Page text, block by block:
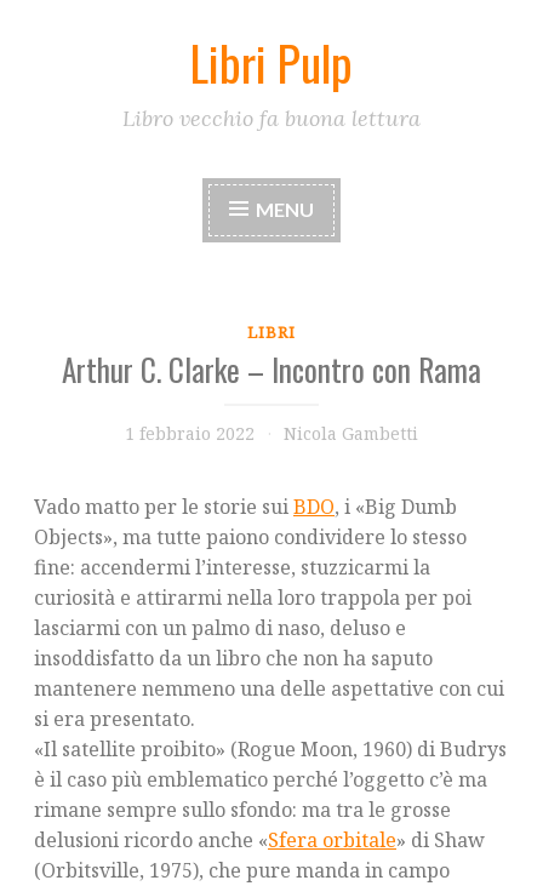
Libri Pulp
Libro vecchio fa buona lettura
MENU
LIBRI
Arthur C. Clarke – Incontro con Rama
1 febbraio 2022 Nicola Gambetti
Vado matto per le storie suiBDO, i «Big Dumb
Objects», ma tutte paiono condividere lo stesso
fine: accendermi l’interesse, stuzzicarmi la
curiosità e attirarmi nella loro trappola per poi
lasciarmi con un palmo di naso, deluso e
insoddisfatto da un libro che non ha saputo
mantenere nemmeno una delle aspettative con cui
si era presentato.
«Il satellite proibito» (Rogue Moon, 1960) di Budrys
è il caso più emblematico perché l’oggetto c’è ma
rimane sempre sullo sfondo: ma tra le grosse
delusioni ricordo anche «Sfera orbitale» di Shaw
(Orbitsville, 1975), che pure manda in campo